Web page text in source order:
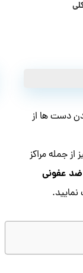
دست ها از
جمله مراکز
عفونی